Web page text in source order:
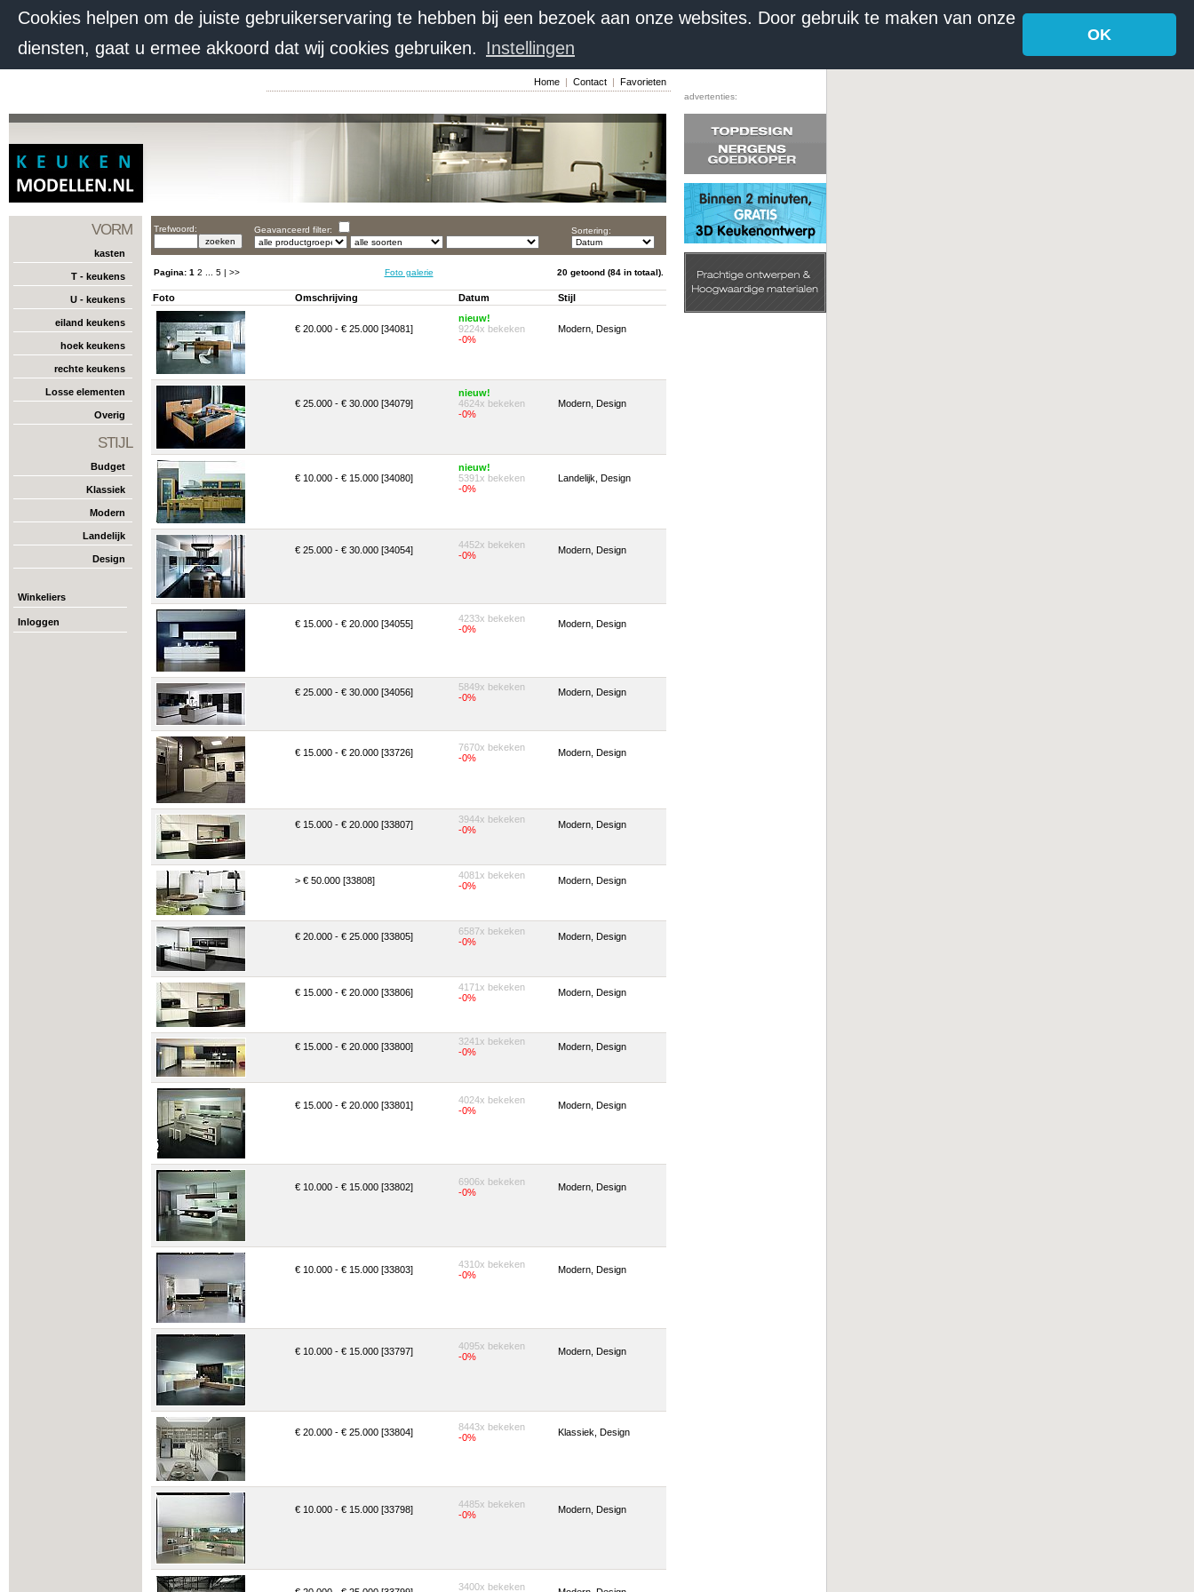
Cookies helpen om de juiste gebruikerservaring te hebben bij een bezoek aan onze websites. Door gebruik te maken van onze
diensten, gaat u ermee akkoord dat wij cookies gebruiken. Instellingen
OK
Home | Contact | Favorieten
advertenties:
VORM
kasten
T - keukens
U - keukens
eiland keukens
hoek keukens
rechte keukens
Losse elementen
Overig
STIJL
Budget
Klassiek
Modern
Landelijk
Design
Winkeliers
Inloggen
Trefwoord: Geavanceerd filter: Sortering:
Pagina: 1 2 5 | >> Foto galerie 20 getoond (84 in totaal).
Foto Omschrijving Datum Stijl
€ 20.000 - € 25.000 [34081]
nieuw!
9224x bekeken
-0%
Modern, Design
€ 25.000 - € 30.000 [34079]
nieuw!
4624x bekeken
-0%
Modern, Design
€ 10.000 - € 15.000 [34080]
nieuw!
5391x bekeken
-0%
Landelijk, Design
€ 25.000 - € 30.000 [34054]
4452x bekeken
-0%
Modern, Design
€ 15.000 - € 20.000 [34055]
4233x bekeken
-0%
Modern, Design
€ 25.000 - € 30.000 [34056]
5849x bekeken
-0%
Modern, Design
€ 15.000 - € 20.000 [33726]
7670x bekeken
-0%
Modern, Design
€ 15.000 - € 20.000 [33807]
3944x bekeken
-0%
Modern, Design
> € 50.000 [33808]
4081x bekeken
-0%
Modern, Design
€ 20.000 - € 25.000 [33805]
6587x bekeken
-0%
Modern, Design
€ 15.000 - € 20.000 [33806]
4171x bekeken
-0%
Modern, Design
€ 15.000 - € 20.000 [33800]
3241x bekeken
-0%
Modern, Design
€ 15.000 - € 20.000 [33801]
4024x bekeken
-0%
Modern, Design
€ 10.000 - € 15.000 [33802]
6906x bekeken
-0%
Modern, Design
€ 10.000 - € 15.000 [33803]
4310x bekeken
-0%
Modern, Design
€ 10.000 - € 15.000 [33797]
4095x bekeken
-0%
Modern, Design
€ 20.000 - € 25.000 [33804]
8443x bekeken
-0%
Klassiek, Design
€ 10.000 - € 15.000 [33798]
4485x bekeken
-0%
Modern, Design
3400x bekeken